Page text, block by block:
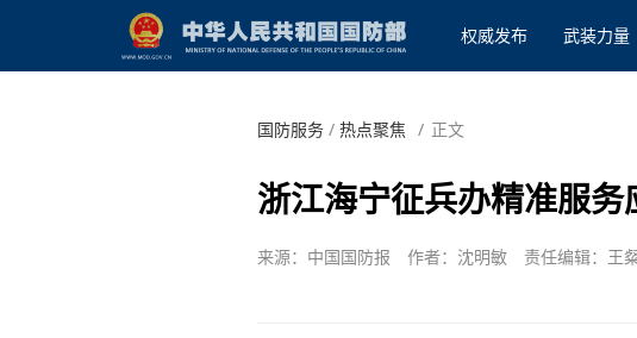
权威发布 武装力量
国防服务/ 热点聚焦 / 正文
浙江海宁征兵办精准服
来源：中国国防报 作者：沈明敏 责任编辑：王